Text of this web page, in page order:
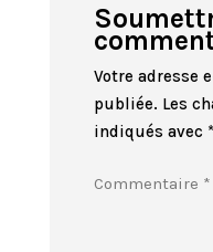
Votre adresse
publiée. Les
indiqués avec *